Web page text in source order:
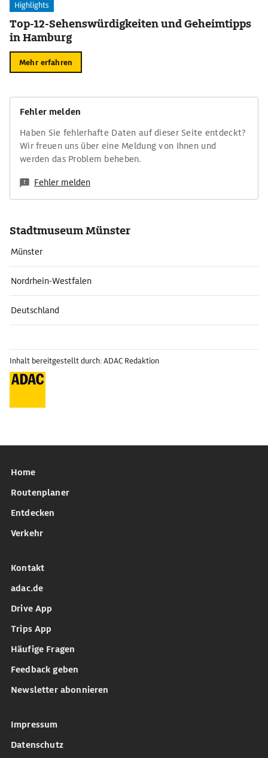
Highlights
Top-12-Sehenswürdigkeiten und Geheimtipps
in Hamburg
Mehr erfahren
Fehler melden
Haben Sie fehlerhafte Daten auf dieser Seite entdeckt?
Wir freuen uns über eine Meldung von Ihnen und
werden das Problem beheben.
Fehler melden
Stadtmuseum Münster
Münster
Nordrhein-Westfalen
Deutschland
Inhalt bereitgestellt durch: ADAC Redaktion
Home
Routenplaner
Entdecken
Verkehr
Kontakt
adac.de
Drive App
Trips App
Häufige Fragen
Feedback geben
Newsletter abonnieren
Impressum
Datenschutz